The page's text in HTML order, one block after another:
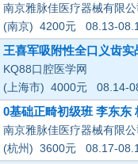
南京雅脉佳医疗器械有限公
(南京) 4200元 08.13-
王喜军吸附性全口义齿实
KQ88口腔医学网
(上海市) 4000元 08.14-
0基础正畸初级班 李东东
南京雅脉佳医疗器械有限公
(杭州) 3600元 08.17-